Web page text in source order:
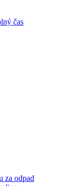
čas
za odpad